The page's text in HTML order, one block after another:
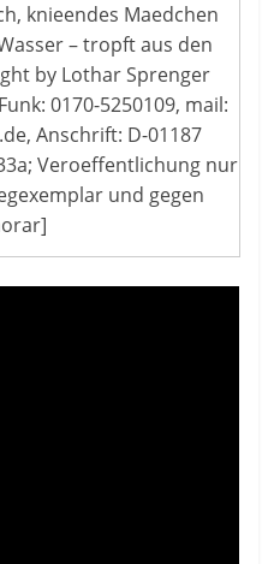
knieendes Maedchen
– tropft aus den
by Lothar Sprenger
0170-5250109, mail:
Anschrift: D-01187
Veroeffentlichung nur
und gegen